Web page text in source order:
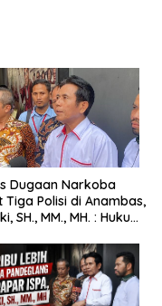
Dugaan Narkoba
Tiga Polisi di Anambas,
SH., MM., MH. : Hukum